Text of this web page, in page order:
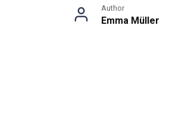
Author
Emma Müller